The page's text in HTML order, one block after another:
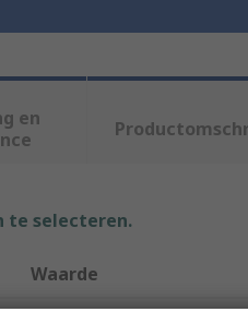
en
te selecteren.
Waarde